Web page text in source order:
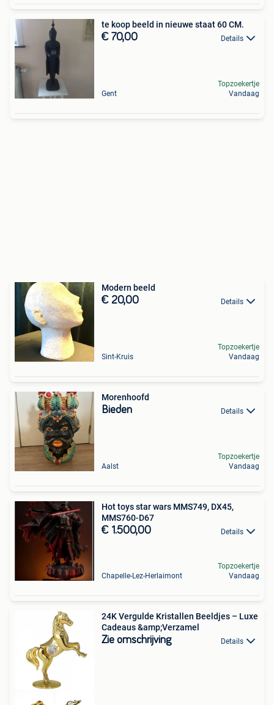
te koop beeld in nieuwe staat 60 CM.
€ 70,00 Details
Gent
Topzoekertje
Vandaag
Modern beeld
€ 20,00 Details
Sint-Kruis
Topzoekertje
Vandaag
Morenhoofd
Bieden Details
Aalst
Topzoekertje
Vandaag
Hot toys star wars MMS749, DX45,
MMS760-D67
€ 1.500,00 Details
Chapelle-Lez-Herlaimont
Topzoekertje
Vandaag
24K Vergulde Kristallen Beeldjes – Luxe
Cadeaus &amp;Verzamel
Zie omschrijving Details